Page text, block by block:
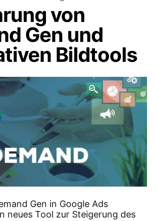
von
Gen und
Bildtools
Gen in Google Ads
neues Tool zur Steigerung des